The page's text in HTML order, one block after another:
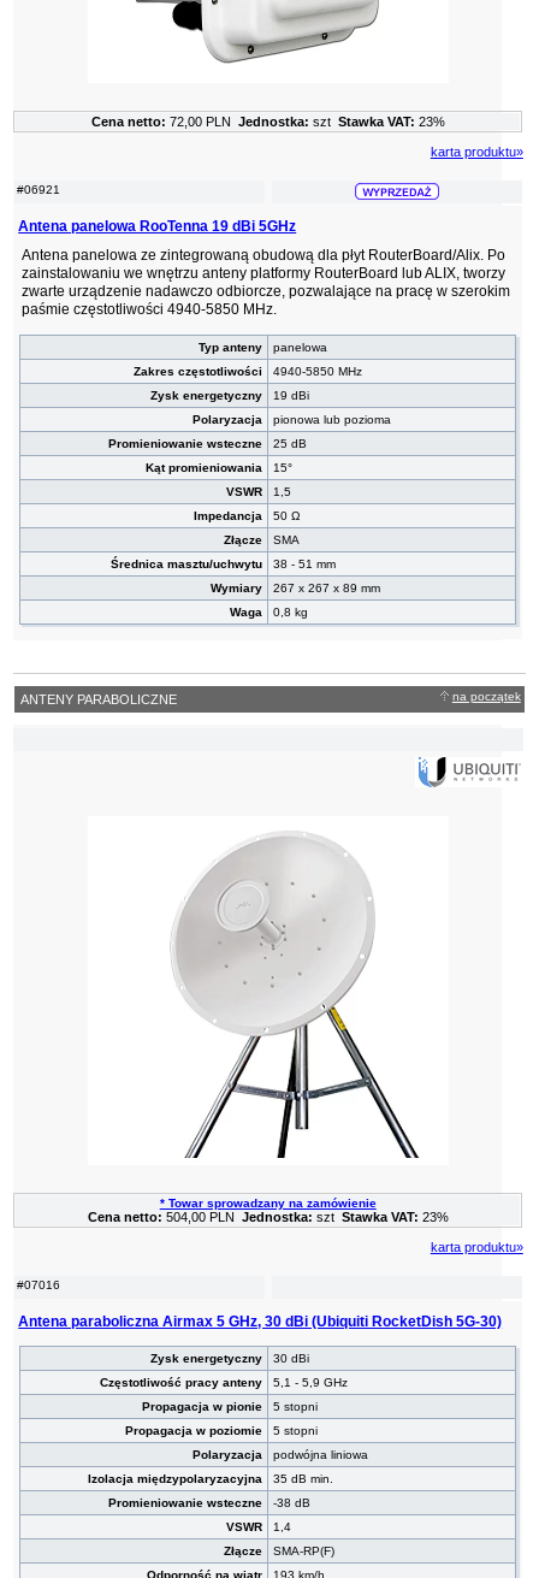
#06921
Antena panelowa RooTenna 19 dBi 5GHz
Antena panelowa ze zintegrowaną obudową dla płyt RouterBoard/Alix. Po
zainstalowaniu we wnętrzu anteny platformy RouterBoard lub ALIX, tworzy
zwarte urządzenie nadawczo odbiorcze, pozwalające na pracę w szerokim
paśmie częstotliwości 4940-5850 MHz.
Typ anteny
panelowa
Zakres częstotliwości
4940-5850 MHz
Zysk energetyczny
19 dBi
Polaryzacja
pionowa lub pozioma
Promieniowanie wsteczne
25 dB
Kąt promieniowania
15°
VSWR
1,5
Impedancja
50 Ω
Złącze
SMA
Średnica masztu/uchwytu
38 - 51 mm
Wymiary
267 x 267 x 89 mm
Waga
0,8 kg
Cena netto: 72,00 PLN Jednostka: szt Stawka VAT: 23%
karta produktu»
ANTENY PARABOLICZNE na początek
#07016
Antena paraboliczna Airmax 5 GHz, 30 dBi (Ubiquiti RocketDish 5G-30)
Zysk energetyczny
30 dBi
Częstotliwość pracy anteny
5,1 - 5,9 GHz
Propagacja w pionie
5 stopni
Propagacja w poziomie
5 stopni
Polaryzacja
podwójna liniowa
Izolacja międzypolaryzacyjna
35 dB min.
Promieniowanie wsteczne
-38 dB
VSWR
1,4
Złącze
SMA-RP(F)
Odporność na wiatr
193 km/h
* Towar sprowadzany na zamówienie
Cena netto: 504,00 PLN Jednostka: szt Stawka VAT: 23%
karta produktu»